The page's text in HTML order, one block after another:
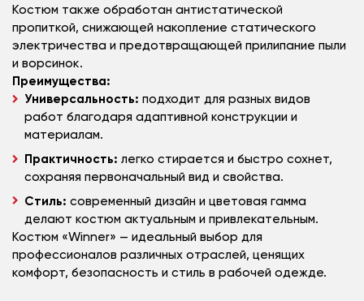
Костюм также обработан антистатической
пропиткой, снижающей накопление статического
электричества и предотвращающей прилипание пыли
и ворсинок.
Преимущества:
Универсальность: подходит для разных видов
работ благодаря адаптивной конструкции и
материалам.
Практичность: легко стирается и быстро сохнет,
сохраняя первоначальный вид и свойства.
Стиль: современный дизайн и цветовая гамма
делают костюм актуальным и привлекательным.
Костюм «Winner» — идеальный выбор для
профессионалов различных отраслей, ценящих
комфорт, безопасность и стиль в рабочей одежде.